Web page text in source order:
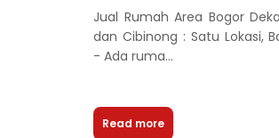
Jual Rumah Area Bogor
dan Cibinong : Satu Lokasi,
- Ada ruma...
Read more